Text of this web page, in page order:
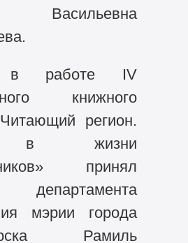
Васильевна
в работе IV
книжного
регион.
в жизни
принял
департамента
мэрии города
Рамиль